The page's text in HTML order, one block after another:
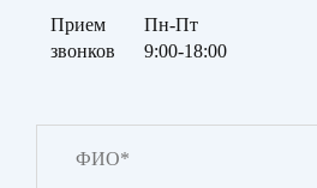
Прием
звонков
Пн-Пт
9:00-18:00